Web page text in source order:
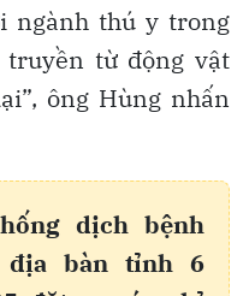
ngành thú y trong
truyền từ động vật
ông Hùng nhấn
dịch bệnh
địa bàn tỉnh 6